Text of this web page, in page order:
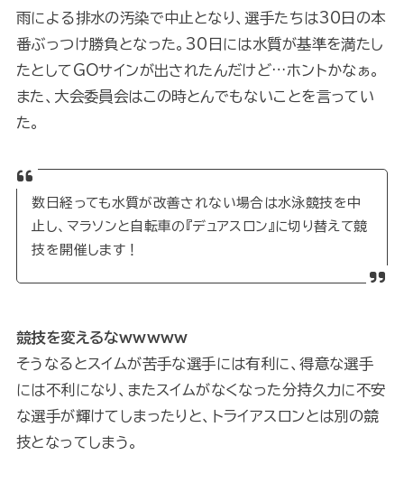
雨による排水の汚染で中止となり、選手たちは30日の本
番ぶっつけ勝負となった。30日には水質が基準を満たし
たとしてGOサインが出されたんだけど…ホントかなぁ。
また、大会委員会はこの時とんでもないことを言ってい
た。
数日経っても水質が改善されない場合は水泳競技を中
止し、マラソンと自転車の『デュアスロン』に切り替えて競
技を開催します！
競技を変えるなwwwww
そうなるとスイムが苦手な選手には有利に、得意な選手
には不利になり、またスイムがなくなった分持久力に不安
な選手が輝けてしまったりと、トライアスロンとは別の競
技となってしまう。